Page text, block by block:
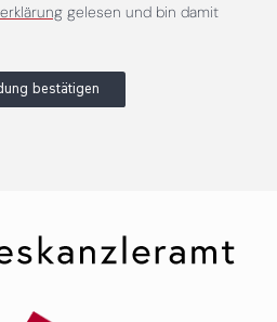
gelesen und bin damit
bestätigen